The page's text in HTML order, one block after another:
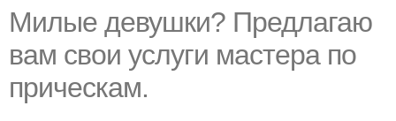
Милые девушки? Предлагаю
вам свои услуги мастера по
прическам.